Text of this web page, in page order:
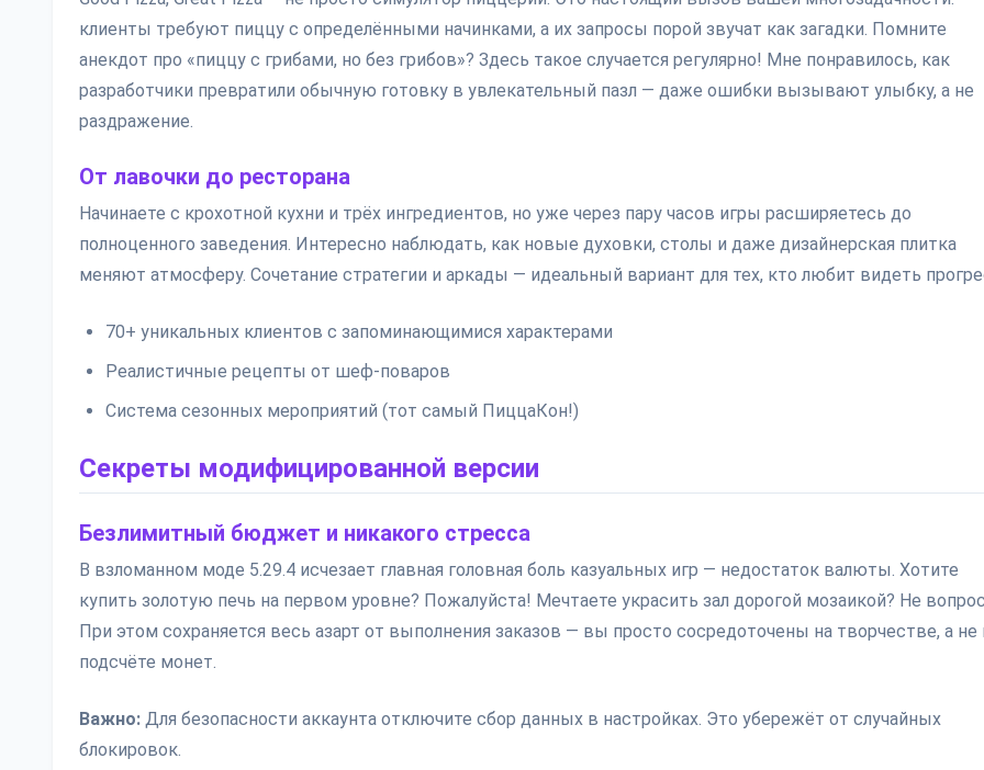
клиенты требуют пиццу с определёнными начинками, а их запросы порой звучат как загадки. Помните
анекдот про «пиццу с грибами, но без грибов»? Здесь такое случается регулярно! Мне понравилось, как
разработчики превратили обычную готовку в увлекательный пазл — даже ошибки вызывают улыбку, а не
раздражение.
От лавочки до ресторана
Начинаете с крохотной кухни и трёх ингредиентов, но уже через пару часов игры расширяетесь до
полноценного заведения. Интересно наблюдать, как новые духовки, столы и даже дизайнерская плитка
меняют атмосферу. Сочетание стратегии и аркады — идеальный вариант для тех, кто любит видеть
70+ уникальных клиентов с запоминающимися характерами
Реалистичные рецепты от шеф-поваров
Система сезонных мероприятий (тот самый ПиццаКон!)
Секреты модифицированной версии
Безлимитный бюджет и никакого стресса
В взломанном моде 5.29.4 исчезает главная головная боль казуальных игр — недостаток валюты. Хотите
купить золотую печь на первом уровне? Пожалуйста! Мечтаете украсить зал дорогой мозаикой? Не
При этом сохраняется весь азарт от выполнения заказов — вы просто сосредоточены на творчестве, а не
подсчёте монет.
Важно: Для безопасности аккаунта отключите сбор данных в настройках. Это убережёт от случайных
блокировок.